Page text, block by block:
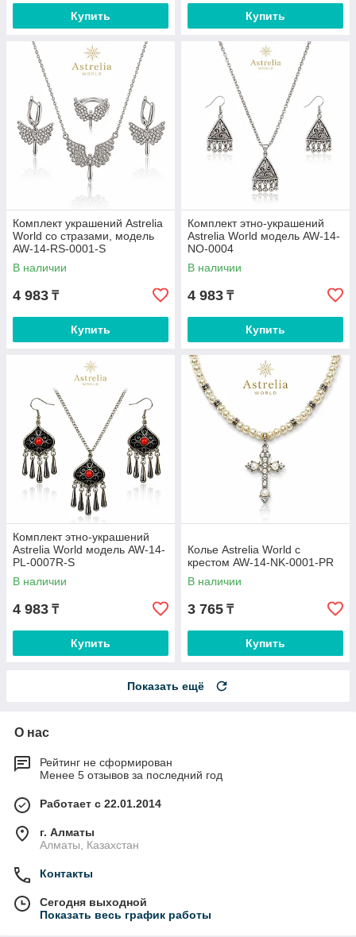
Купить Купить
Комплект украшений Astrelia
World со стразами, модель
AW-14-RS-0001-S
В наличии
4 983 ₸
Купить
Комплект этно-украшений
Astrelia World модель AW-14-
NO-0004
В наличии
4 983 ₸
Купить
Комплект этно-украшений
Astrelia World модель AW-14-
PL-0007R-S
В наличии
4 983 ₸
Купить
Колье Astrelia World с
крестом AW-14-NK-0001-PR
В наличии
3 765 ₸
Купить
Показать ещё
О нас
Рейтинг не сформирован
Менее 5 отзывов за последний год
Работает с 22.01.2014
г. Алматы
Алматы, Казахстан
Контакты
Сегодня выходной
Показать весь график работы